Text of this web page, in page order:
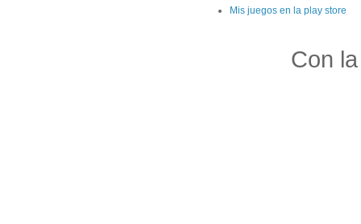
Mis juegos en la play store
Con